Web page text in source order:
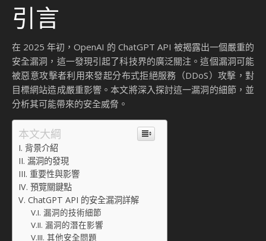
引言
在 2025 年初，OpenAI 的 ChatGPT API 被揭露出一個嚴重的
安全漏洞，這一發現引起了科技界的廣泛關注。這個漏洞可能
被惡意攻擊者利用來發起分布式拒絕服務（DDoS）攻擊，對
目標網站造成嚴重影響。本文將深入探討這一漏洞的細節，並
分析其可能帶來的安全威脅。
本文大綱
背景介紹
漏洞的發現
重要性與影響
預覽關鍵點
ChatGPT API 的安全漏洞詳解
漏洞的技術細節
漏洞的潛在影響
其他安全問題